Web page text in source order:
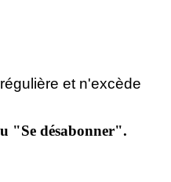
et n'excède
"Se désabonner".